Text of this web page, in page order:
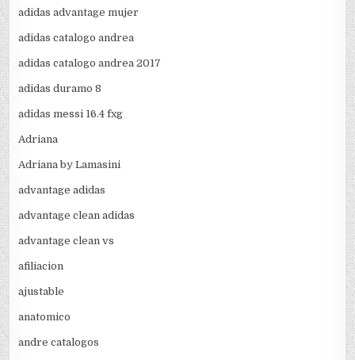
adidas advantage mujer
adidas catalogo andrea
adidas catalogo andrea 2017
adidas duramo 8
adidas messi 16.4 fxg
Adriana
Adriana by Lamasini
advantage adidas
advantage clean adidas
advantage clean vs
afiliacion
ajustable
anatomico
andre catalogos